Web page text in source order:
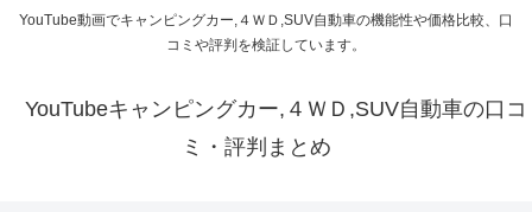
YouTube動画でキャンピングカー,４ＷＤ,SUV自動車の機能性や価格比較、口
コミや評判を検証しています。
YouTubeキャンピングカー,４ＷＤ,SUV自動車の口コ
ミ・評判まとめ